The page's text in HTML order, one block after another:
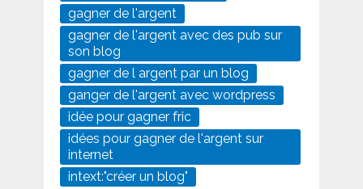
gagner de l'argent
gagner de l'argent avec des pub sur
son blog
gagner de l argent par un blog
ganger de l'argent avec wordpress
idée pour gagner fric
idées pour gagner de l'argent sur
internet
intext:"créer un blog"